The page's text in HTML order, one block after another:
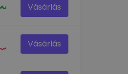
Vásárlás
Vásárlás